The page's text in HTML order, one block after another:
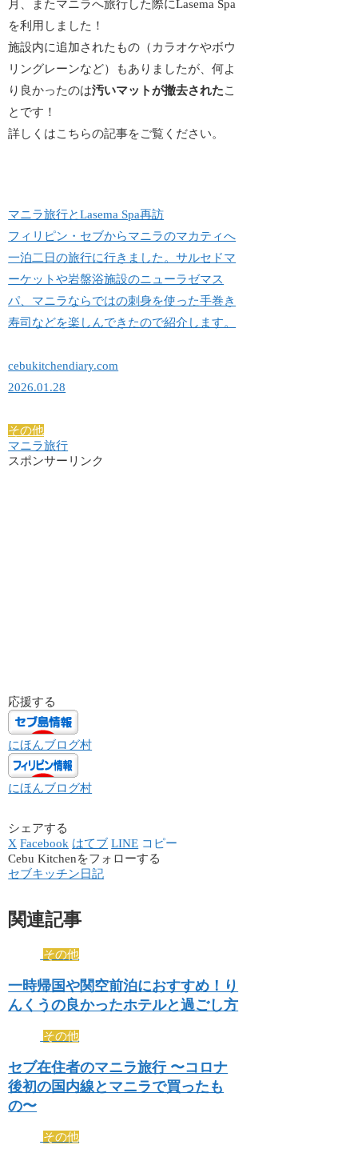
月、またマニラへ旅行した際にLasema Spa
を利用しました！
施設内に追加されたもの（カラオケやボウ
リングレーンなど）もありましたが、何よ
り良かったのは汚いマットが撤去されたこ
とです！
詳しくはこちらの記事をご覧ください。
マニラ旅行とLasema Spa再訪
フィリピン・セブからマニラのマカティへ
一泊二日の旅行に行きました。サルセドマ
ーケットや岩盤浴施設のニューラゼマス
パ、マニラならではの刺身を使った手巻き
寿司などを楽しんできたので紹介します。
cebukitchendiary.com
2026.01.28
その他
マニラ旅行
スポンサーリンク
応援する
にほんブログ村
にほんブログ村
シェアする
X Facebook はてブ LINE コピー
Cebu Kitchenをフォローする
セブキッチン日記
関連記事
その他
一時帰国や関空前泊におすすめ！り
んくうの良かったホテルと過ごし方
その他
セブ在住者のマニラ旅行 〜コロナ
後初の国内線とマニラで買ったも
の〜
その他